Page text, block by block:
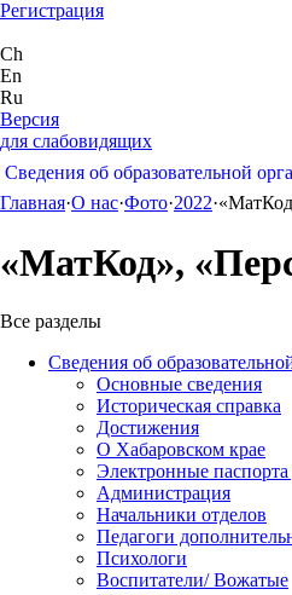
Регистрация
Ch
En
Ru
Версия
для слабовидящих
Сведения об образовательной
Главная·О нас·Фото·2022·
«МатКод»,
Все разделы
Сведения об
Основные сведения
Историческая справка
Достижения
О Хабаровском крае
Электронные паспорта
Администрация
Начальники отделов
Педагоги
Психологи
Воспитатели/ Вожатые